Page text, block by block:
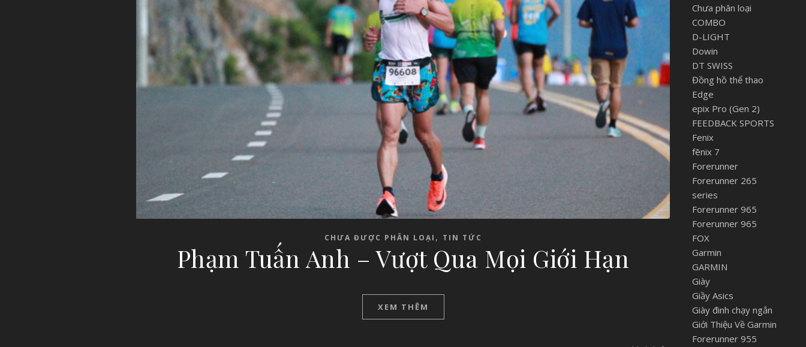
CHƯA ĐƯỢC PHÂN LOẠI , TIN TỨC
Phạm Tuấn Anh – Vượt Qua Mọi Giới Hạn
XEM THÊM
Chưa phân loại
COMBO
D-LIGHT
Dowin
DT SWISS
Đồng hồ thể thao
Edge
epix Pro (Gen 2)
FEEDBACK SPORTS
Fenix
fēnix 7
Forerunner
Forerunner 265
series
Forerunner 965
Forerunner 965
FOX
Garmin
GARMIN
Giày
Giầy Asics
Giày đinh chạy ngắn
Giới Thiệu Về Garmin
Forerunner 955